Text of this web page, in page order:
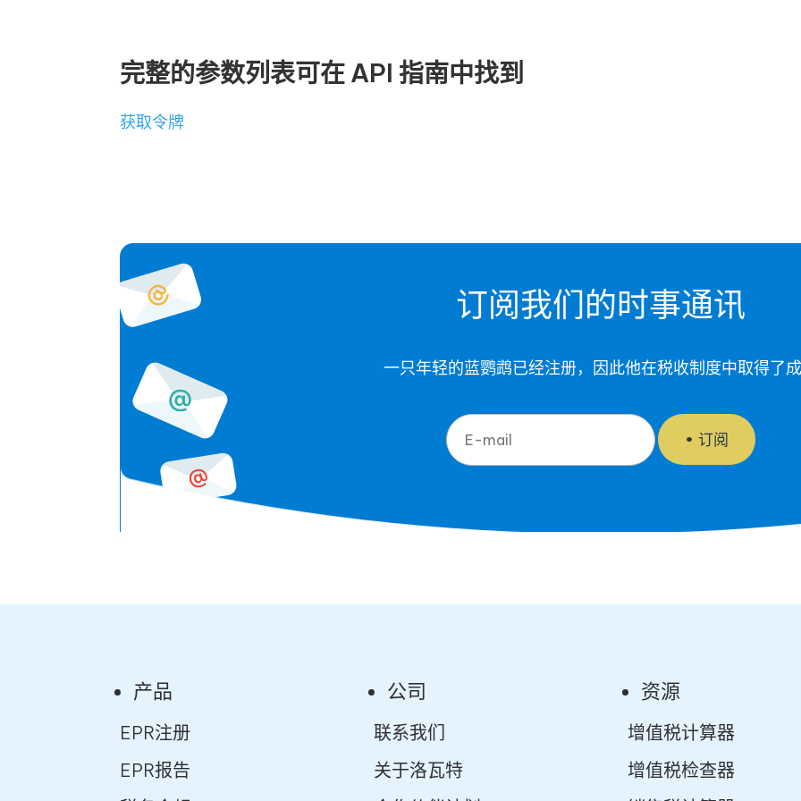
完整的参数列表可在 API 指南中找到
获取令牌
订阅我们的时事通讯
一只年轻的蓝鹦鹉已经注册，因此他在税收制度中取得了
订阅
产品
EPR注册
EPR报告
公司
联系我们
关于洛瓦特
资源
增值税计算器
增值税检查器